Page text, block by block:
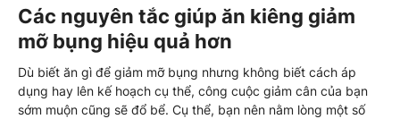
Các nguyên tắc giúp ăn kiêng giảm
mỡ bụng hiệu quả hơn
Dù biết ăn gì để giảm mỡ bụng nhưng không biết cách áp
dụng hay lên kế hoạch cụ thể, công cuộc giảm cân của bạn
sớm muộn cũng sẽ đổ bể. Cụ thể, bạn nên nằm lòng một số